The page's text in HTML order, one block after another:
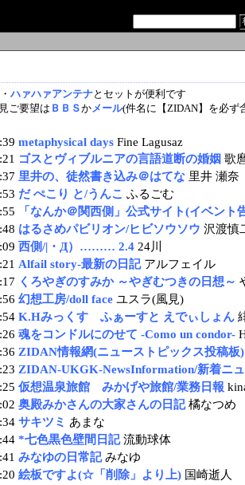
ハァハァアンテナとセットが便利です
要望は ＢＢＳかメール(件名に【ZIDAN】を必ず
metaphysical days Fine Lagusaz
ゴスとヴィブルニアの言語道断の婚姻 歌
里井の、徒然書き込み＠はてな 里井 瀬奈
だ ぺこり と/うんこ ふるごむ
「なんか＠関西側」公式サイト(イベント
はるさめパビリオン/ヒビソウソウ 沢渡慎
西側/|・Д）……… 2.4 24川
Alfail story-最新の日記 アルフェイル
くろやぎのすみか ～やぎむつきの日想～
幻想工房/doll face ユスラ(風見)
K.Hみっくす ふぁーすと えでぃしょん
魂をコンドルにのせて -Como un condor-
ZIDAN情報網(ニューストピックス投稿板)
ZIDAN-UKGK-NewsInformation/新着ニ
仮想温泉旅館 みかげや旅館/業務日報
奥殿みかさんの大家さんの日記 橘なつめ
サキツミ あまな
*七色黒色壁間日記 流動球体
みなゆの日常記 みなゆ
絵板ですよ(☆「削除」より上) 国崎逝人